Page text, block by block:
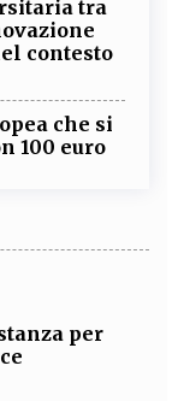
tra
contesto
che si
100 euro
per